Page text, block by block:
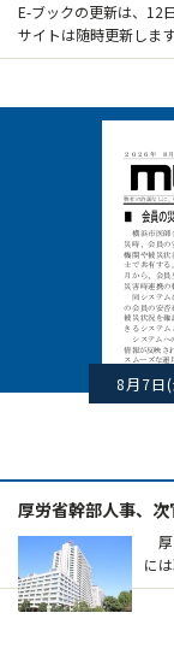
E-ブックの更新は、12
サイトは随時更新します
8月7日
厚労省幹部人事、
厚
に